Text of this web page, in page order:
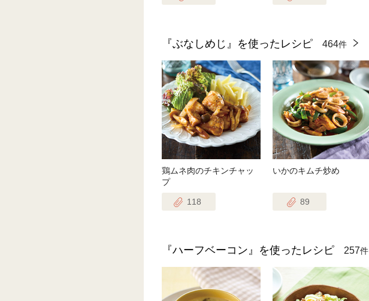
『ぶなしめじ』を使ったレシピ 464件
鶏ムネ肉のチキンチャッ
プ
118
いかのキムチ炒め
89
『ハーフベーコン』を使ったレシピ 257件